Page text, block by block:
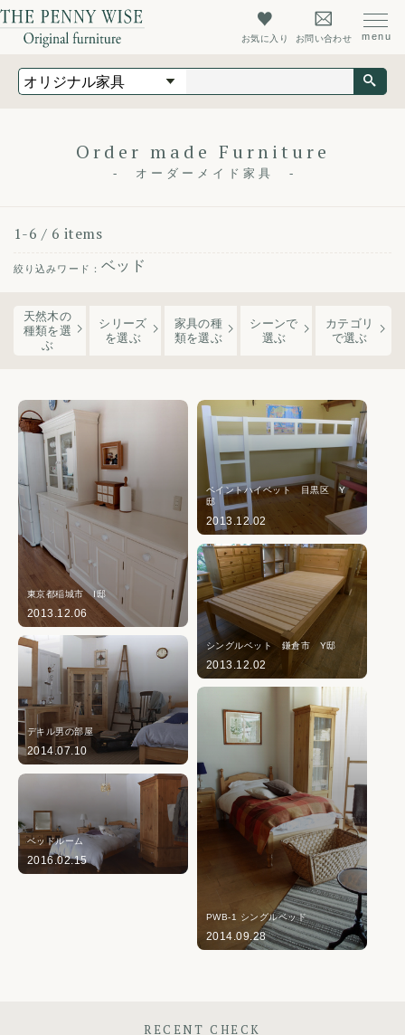
お気に入り お問い合わせ
オリジナル家具
よくあるご質問
会社概要
Order made Furniture
オーダーメイド家具
1-6 / 6 items
ベッド
天然木の
種類を選
ぶ
シリーズ
を選ぶ
家具の種
類を選ぶ
シーンで
選ぶ
カテゴリ
で選ぶ
東京都稲城市 I邸
2013.12.06
ペイントハイベット 目黒区 Y
邸
2013.12.02
シングルベット 鎌倉市 Y邸
2013.12.02
デキル男の部屋
2014.07.10
PWB-1 シングルベッド
2014.09.28
ベッドルーム
2016.02.15
RECENT CHECK